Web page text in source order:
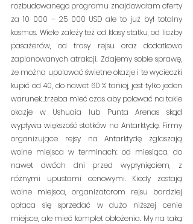
rozbudowanego programu znajdowałam oferty
za 10 000 – 25 000 USD ale to już był totalny
kosmos. Wiele zależy też od klasy statku, od liczby
pasażerów, od trasy rejsu oraz dodatkowo
zaplanowanych atrakcji. Zdajemy sobie sprawę,
że można upolować świetne okazje i te wycieczki
kupić od 40, do nawet 60 % taniej, jest tylko jeden
warunek…trzeba mieć czas aby polować na takie
okazje w Ushuaia lub Punta Arenas skąd
wypływa większość statków na Antarktydę. Firmy
organizujące rejsy na Antarktydę zgłaszają
wolne miejsca w terminach: od miesiąca, do
nawet dwóch dni przed wypłynięciem, z
różnymi upustami cenowymi. Kiedy zostają
wolne miejsca, organizatorom rejsu bardziej
opłaca się sprzedać w dużo niższej cenie
miejsce, ale mieć komplet obłożenia. My na taką